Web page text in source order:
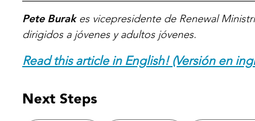
Pete Burakes vicepresidente de Renewal
dirigidos a jóvenes y adultos jóvenes.
Read this article in English! (Versión en
Next Steps